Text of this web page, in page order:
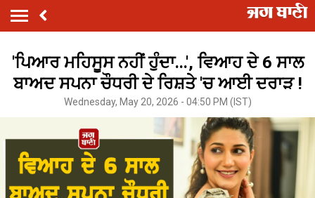
'ਪਿਆਰ ਮਹਿਸੂਸ ਨਹੀਂ ਹੁੰਦਾ...', ਵਿਆਹ ਦੇ 6 ਸਾਲ
ਬਾਅਦ ਸਪਨਾ ਚੌਧਰੀ ਦੇ ਰਿਸ਼ਤੇ 'ਚ ਆਈ ਦਰਾੜ !
Wednesday, May 20, 2026 - 04:50 PM (IST)